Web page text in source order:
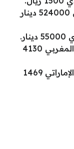
سِعر الأسد في التّيك تُوك بالعراقي 524000 دينار
سِعر الأسد في التّيك تُوك بالدرهم المغربي 4130
سِعر الأسد في التّيك تُوك بالدرهم الإماراتي 1469